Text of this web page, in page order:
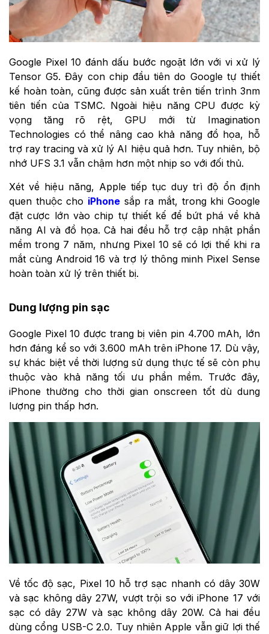
Google Pixel 10 đánh dấu bước ngoặt lớn với vi xử lý
Tensor G5. Đây con chip đầu tiên do Google tự thiết
kế hoàn toàn, cũng được sản xuất trên tiến trình 3nm
tiên tiến của TSMC. Ngoài hiệu năng CPU được kỳ
vọng tăng rõ rệt, GPU mới từ Imagination
Technologies có thể nâng cao khả năng đồ họa, hỗ
trợ ray tracing và xử lý AI hiệu quả hơn. Tuy nhiên, bộ
nhớ UFS 3.1 vẫn chậm hơn một nhịp so với đối thủ.
Xét về hiệu năng, Apple tiếp tục duy trì độ ổn định
quen thuộc cho iPhone sắp ra mắt, trong khi Google
đặt cược lớn vào chip tự thiết kế để bứt phá về khả
năng AI và đồ họa. Cả hai đều hỗ trợ cập nhật phần
mềm trong 7 năm, nhưng Pixel 10 sẽ có lợi thế khi ra
mắt cùng Android 16 và trợ lý thông minh Pixel Sense
hoàn toàn xử lý trên thiết bị.
Dung lượng pin sạc
Google Pixel 10 được trang bị viên pin 4.700 mAh, lớn
hơn đáng kể so với 3.600 mAh trên iPhone 17. Dù vậy,
sự khác biệt về thời lượng sử dụng thực tế sẽ còn phụ
thuộc vào khả năng tối ưu phần mềm. Trước đây,
iPhone thường cho thời gian onscreen tốt dù dung
lượng pin thấp hơn.
Về tốc độ sạc, Pixel 10 hỗ trợ sạc nhanh có dây 30W
và sạc không dây 27W, vượt trội so với iPhone 17 với
sạc có dây 27W và sạc không dây 20W. Cả hai đều
dùng cổng USB-C 2.0. Tuy nhiên Apple vẫn giữ lợi thế